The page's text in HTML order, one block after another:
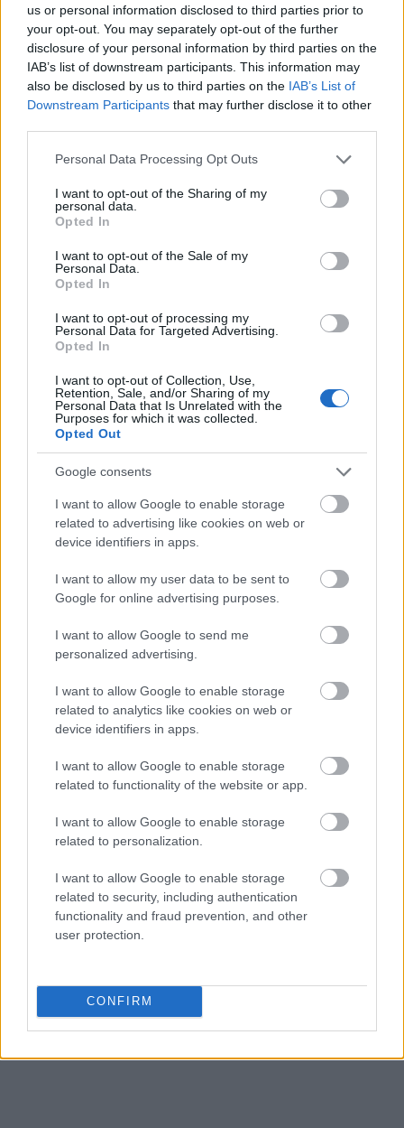
us or personal information disclosed to third parties prior to
your opt-out. You may separately opt-out of the further
disclosure of your personal information by third parties on the
IAB’s list of downstream participants. This information may
also be disclosed by us to third parties on the IAB’s List of
Downstream Participants that may further disclose it to other
Please note that this website/app uses one or more Google
not limited to your visit or usage behaviour. You may click to
grant or deny consent to Google and its third-party tags to
use your data for below specified purposes in below Google
consent section.
Personal Data Processing Opt Outs
I want to opt-out of the Sharing of my
personal data.
Opted In
I want to opt-out of the Sale of my
Personal Data.
Opted In
I want to opt-out of processing my
Personal Data for Targeted Advertising.
Opted In
I want to opt-out of Collection, Use,
Retention, Sale, and/or Sharing of my
Personal Data that Is Unrelated with the
Purposes for which it was collected.
Opted Out
Google consents
I want to allow Google to enable storage
related to advertising like cookies on web or
device identifiers in apps.
I want to allow my user data to be sent to
Google for online advertising purposes.
I want to allow Google to send me
personalized advertising.
I want to allow Google to enable storage
related to analytics like cookies on web or
device identifiers in apps.
I want to allow Google to enable storage
related to functionality of the website or app.
I want to allow Google to enable storage
related to personalization.
I want to allow Google to enable storage
related to security, including authentication
functionality and fraud prevention, and other
user protection.
CONFIRM